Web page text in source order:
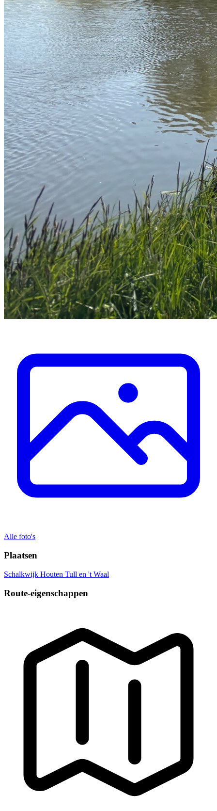
Alle foto's
Plaatsen
Schalkwijk Houten Tull en 't Waal
Route-eigenschappen